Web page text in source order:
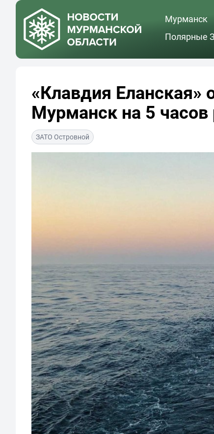
Мурманск
Полярные
«Клавдия Еланская»
Мурманск на 5 часов
ЗАТО Островной